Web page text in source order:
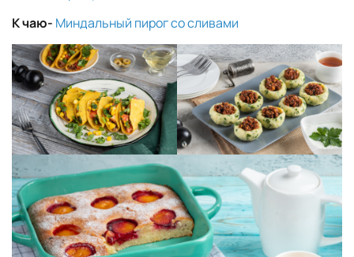
К чаю- Миндальный пирог со сливами